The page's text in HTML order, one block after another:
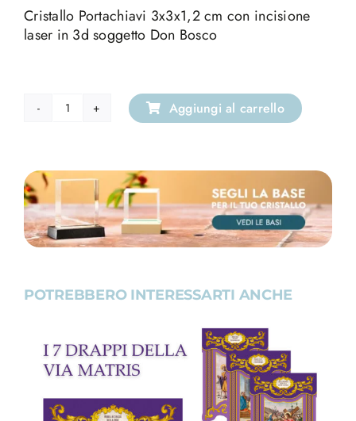
Cristallo Portachiavi 3x3x1,2 cm con incisione
laser in 3d soggetto Don Bosco
Portachiavi
incisione
laser
3d
Don
Bosco
Aggiungi al carrello
POTREBBERO INTERESSARTI ANCHE